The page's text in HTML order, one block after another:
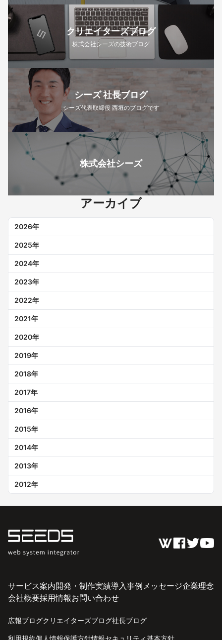
クリエイターズブログ
株式会社シーズの技術ブログ
シーズ 社長ブログ
シーズ代表取締役 西垣のブログです
株式会社シーズ
アーカイブ
2026年
2025年
2024年
2023年
2022年
2021年
2020年
2019年
2018年
2017年
2016年
2015年
2014年
2013年
2012年
サービス案内開発・制作実績導入事例メッセージ企業理念
会社概要採用情報お問い合わせ
広報ブログクリエイターズブログ社長ブログ
利用規約個人情報保護方針情報セキュリティ基本方針